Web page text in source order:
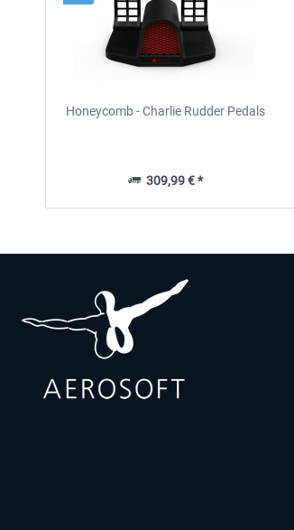
Honeycomb - Charlie Rudder Pedals
309,99 € *